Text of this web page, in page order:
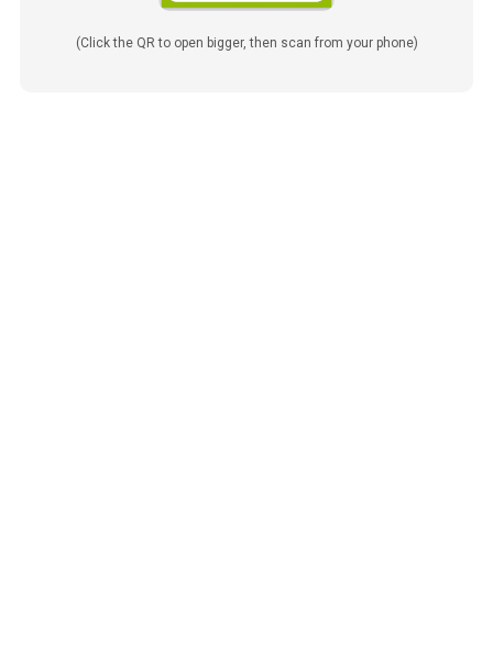
(Click the QR to open bigger, then scan from your phone)